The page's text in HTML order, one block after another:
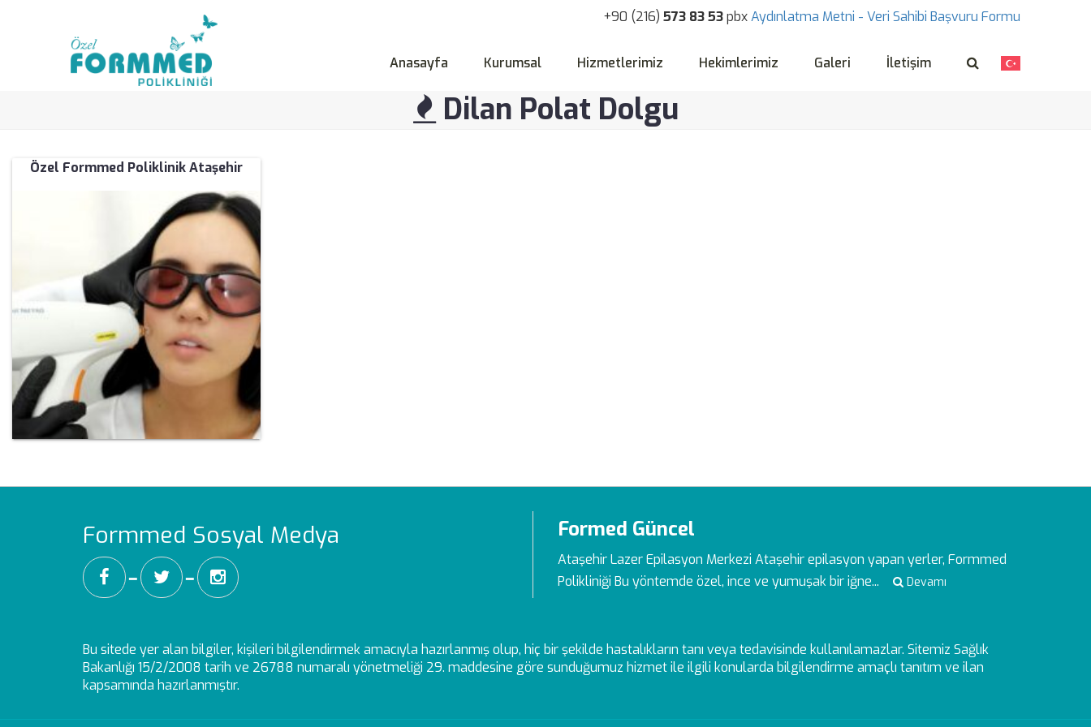
+90 (216) 573 83 53pbxAydınlatma Metni - Veri Sahibi Başvuru Formu
Anasayfa Kurumsal Hizmetlerimiz Hekimlerimiz Galeri İletişim
Dilan Polat Dolgu
Özel Formmed Poliklinik Ataşehir
Formmed Sosyal Medya
━ ━
Formed Güncel
Ataşehir Lazer Epilasyon Merkezi Ataşehir epilasyon yapan yerler, Formmed
Polikliniği Bu yöntemde özel, ince ve yumuşak bir iğne...
Devamı
Bu sitede yer alan bilgiler, kişileri bilgilendirmek amacıyla hazırlanmış olup, hiç bir şekilde hastalıkların tanı veya tedavisinde kullanılamazlar. Sitemiz Sağlık
Bakanlığı 15/2/2008 tarih ve 26788 numaralı yönetmeliği 29. maddesine göre sunduğumuz hizmet ile ilgili konularda bilgilendirme amaçlı tanıtım ve ilan
kapsamında hazırlanmıştır.